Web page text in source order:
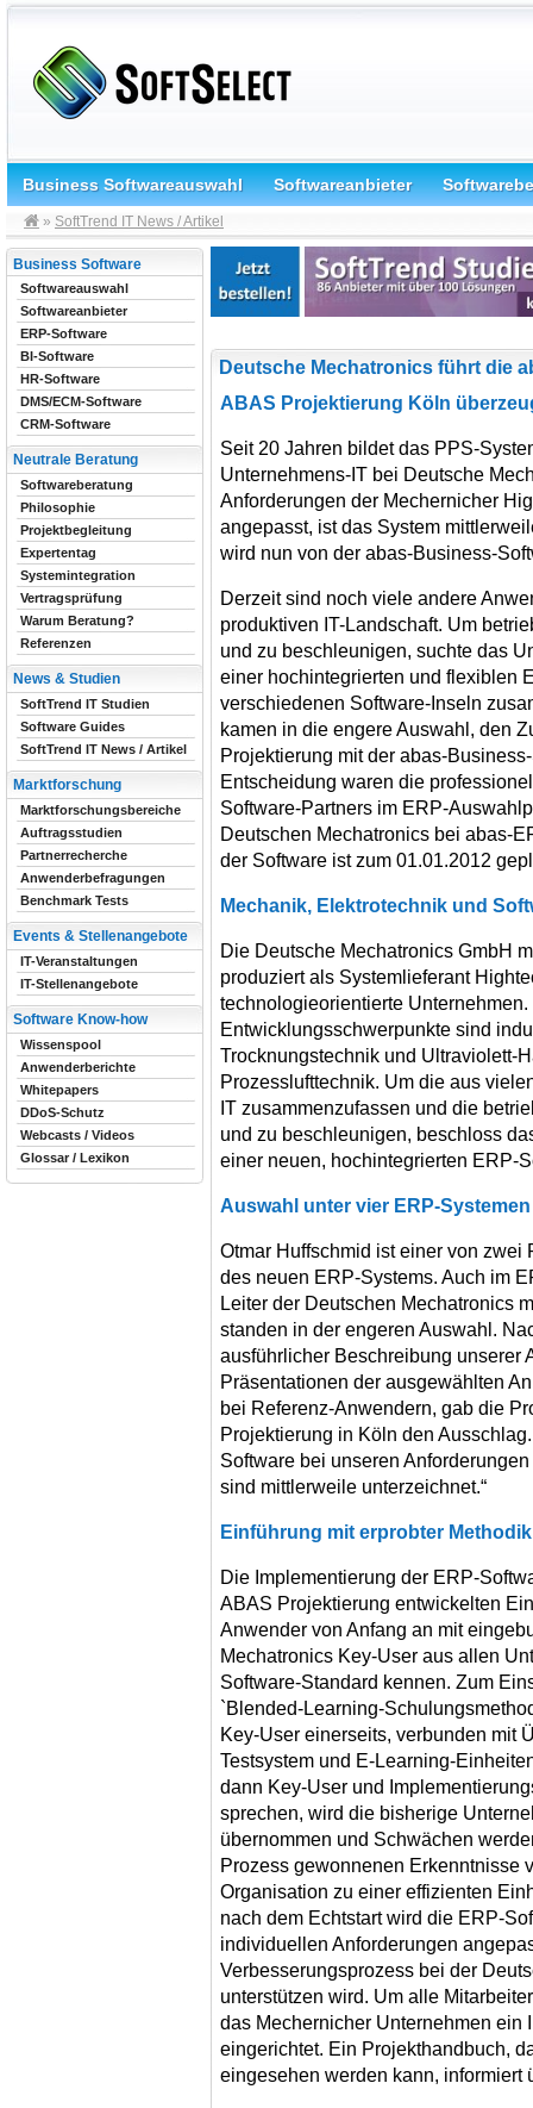
Business Softwareauswahl Softwareanbieter
» SoftTrend IT News / Artikel
Deutsche Mechatronics führt die
ABAS Projektierung Köln
Seit 20 Jahren bildet das PPS-
Unternehmens-IT bei Deutsche
Anforderungen der Mechernicher
angepasst, ist das System
wird nun von der abas-Business-
Derzeit sind noch viele andere
produktiven IT-Landschaft. Um
und zu beschleunigen, suchte das
einer hochintegrierten und flexiblen
verschiedenen Software-Inseln
kamen in die engere Auswahl, den
Projektierung mit der abas-
Entscheidung waren die
Software-Partners im ERP-
Deutschen Mechatronics bei abas-
der Software ist zum 01.01.2012
Mechanik, Elektrotechnik und
Die Deutsche Mechatronics GmbH
produziert als Systemlieferant
technologieorientierte
Entwicklungsschwerpunkte sind
Trocknungstechnik und Ultraviolett-
Prozesslufttechnik. Um die aus
IT zusammenzufassen und die
und zu beschleunigen, beschloss
einer neuen, hochintegrierten ERP-
Auswahl unter vier ERP-Systemen
Otmar Huffschmid ist einer von
des neuen ERP-Systems. Auch im
Leiter der Deutschen Mechatronics
standen in der engeren Auswahl.
ausführlicher Beschreibung unserer
Präsentationen der ausgewählten
bei Referenz-Anwendern, gab die
Projektierung in Köln den
Software bei unseren
sind mittlerweile unterzeichnet.“
Einführung mit erprobter Methodik
Die Implementierung der ERP-
ABAS Projektierung entwickelten
Anwender von Anfang an mit
Mechatronics Key-User aus allen
Software-Standard kennen. Zum
`Blended-Learning-
Key-User einerseits, verbunden mit
Testsystem und E-Learning-
dann Key-User und
sprechen, wird die bisherige
übernommen und Schwächen
Prozess gewonnenen Erkenntnisse
Organisation zu einer effizienten
nach dem Echtstart wird die ERP-
individuellen Anforderungen
Verbesserungsprozess bei der
unterstützen wird. Um alle
das Mechernicher Unternehmen ein
eingerichtet. Ein Projekthandbuch,
eingesehen werden kann, informiert
Business Software
Softwareauswahl
Softwareanbieter
ERP-Software
BI-Software
HR-Software
DMS/ECM-Software
CRM-Software
Neutrale Beratung
Softwareberatung
Philosophie
Projektbegleitung
Expertentag
Systemintegration
Vertragsprüfung
Warum Beratung?
Referenzen
News & Studien
SoftTrend IT Studien
Software Guides
SoftTrend IT News / Artikel
Marktforschung
Marktforschungsbereiche
Auftragsstudien
Partnerrecherche
Anwenderbefragungen
Benchmark Tests
Events & Stellenangebote
IT-Veranstaltungen
IT-Stellenangebote
Software Know-how
Wissenspool
Anwenderberichte
Whitepapers
DDoS-Schutz
Webcasts / Videos
Glossar / Lexikon